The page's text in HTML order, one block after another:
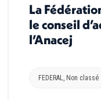
La
le conseil
l’Anacej
FEDERAL Non classé